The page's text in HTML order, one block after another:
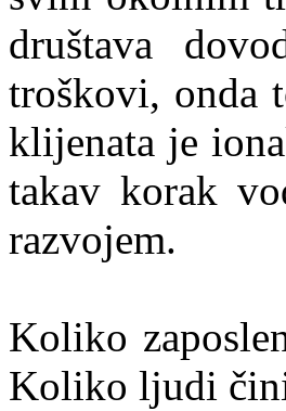
društava
troškovi, onda
klijenata je
takav korak
razvojem.
Koliko
Koliko ljudi